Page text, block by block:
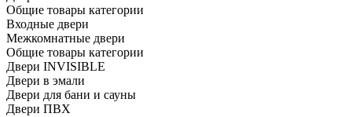
Общие товары категории
Входные двери
Межкомнатные двери
Общие товары категории
Двери INVISIBLE
Двери в эмали
Двери для бани и сауны
Двери ПВХ